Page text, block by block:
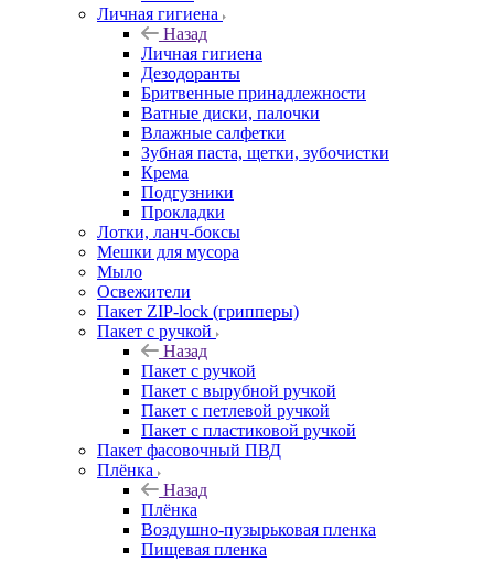
Личная гигиена
Назад
Личная гигиена
Дезодоранты
Бритвенные принадлежности
Ватные диски, палочки
Влажные салфетки
Зубная паста, щетки, зубочистки
Крема
Подгузники
Прокладки
Лотки, ланч-боксы
Мешки для мусора
Мыло
Освежители
Пакет ZIP-lock (грипперы)
Пакет с ручкой
Назад
Пакет с ручкой
Пакет с вырубной ручкой
Пакет с петлевой ручкой
Пакет с пластиковой ручкой
Пакет фасовочный ПВД
Плёнка
Назад
Плёнка
Воздушно-пузырьковая пленка
Пищевая пленка